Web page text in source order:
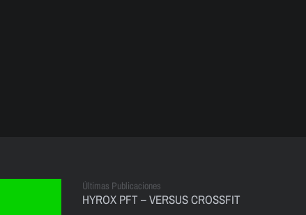
Últimas Publicaciones
HYROX PFT – VERSUS CROSSFIT